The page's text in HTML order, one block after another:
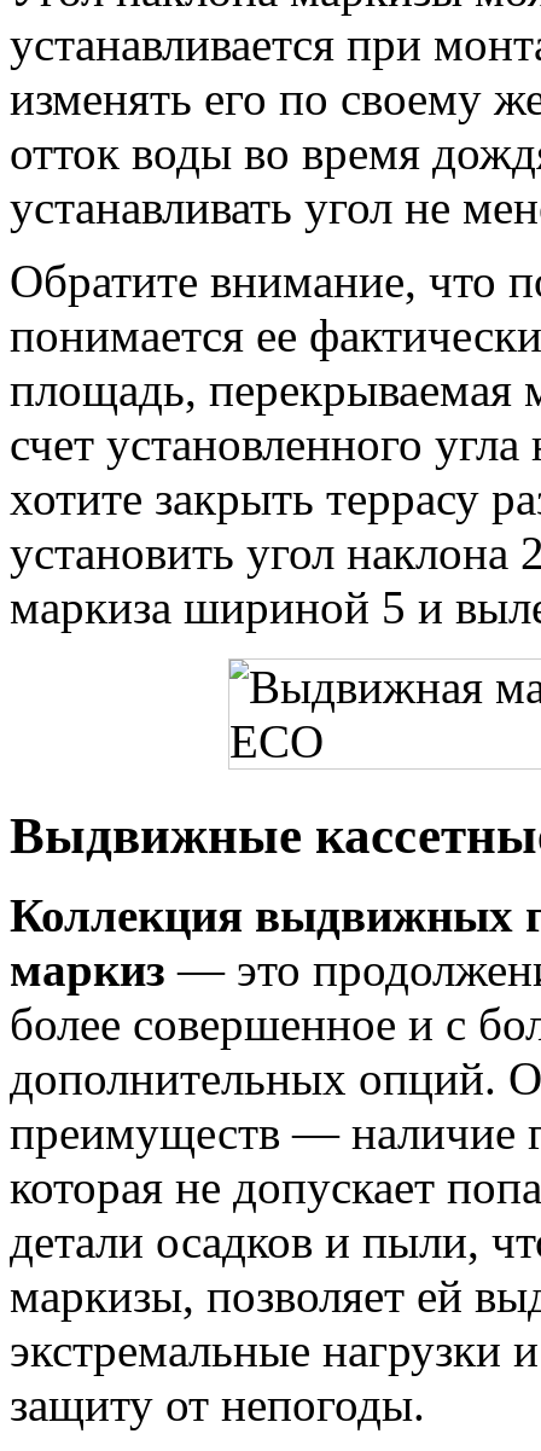
устанавливается при
изменять его по своему
отток воды во время
устанавливать угол не
Обратите внимание, что
понимается ее
площадь, перекрываемая
счет установленного
хотите закрыть террасу
установить угол
маркиза шириной 5 и
Выдвижные
Коллекция выдвижных
маркиз — это
более совершенное и с
дополнительных опций.
преимуществ — наличие
которая не допускает
детали осадков и пыли,
маркизы, позволяет ей
экстремальные нагрузки
защиту от непогоды.